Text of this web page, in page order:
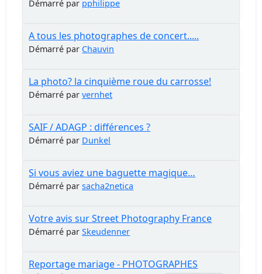
Démarré par pphilippe
A tous les photographes de concert.....
Démarré par Chauvin
La photo? la cinquième roue du carrosse!
Démarré parvernhet
SAIF / ADAGP : différences ?
Démarré par Dunkel
Si vous aviez une baguette magique…
Démarré parsacha2netica
Votre avis sur Street Photography France
Démarré parSkeudenner
Reportage mariage - PHOTOGRAPHES